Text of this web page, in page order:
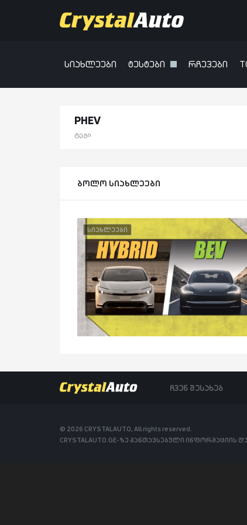
სიახლეები ტესტები რჩევები
PHEV
ტეგი
ბოლო სიახლეები
სიახლეები
ჩვენ შესახებ
© 2026 CRYSTALAUTO, All rights reserved.
CRYSTALAUTO.GE-ზე განთავსებული